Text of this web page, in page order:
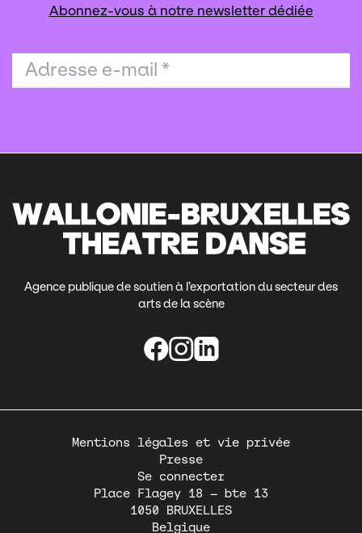
Abonnez-vous à notre newsletter dédiée
Adresse e-mail *
Agence publique de soutien à l’exportation du secteur des
arts de la scène
Pied
Mentions légales et vie privée
Presse
Se connecter
Place Flagey 18 – bte 13
1050
BRUXELLES
Belgique